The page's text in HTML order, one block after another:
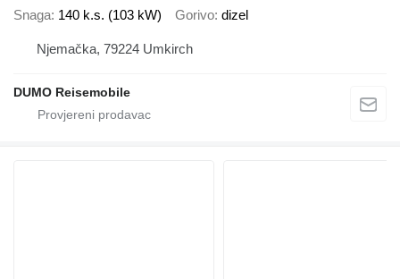
Snaga 140 k.s. (103 kW) Gorivo dizel
Njemačka, 79224 Umkirch
DUMO Reisemobile